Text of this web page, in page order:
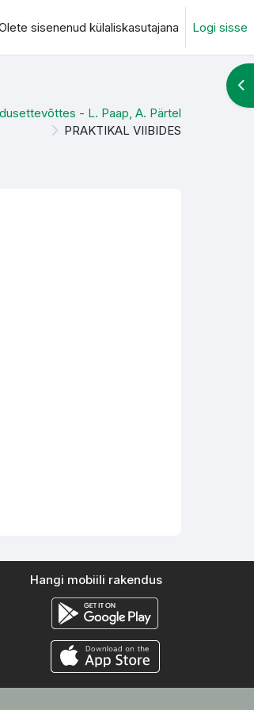
sisenenud külaliskasutajana Logi sisse
- L. Paap, A. Pärtel
PRAKTIKAL VIIBIDES
Hangi mobiili rakendus